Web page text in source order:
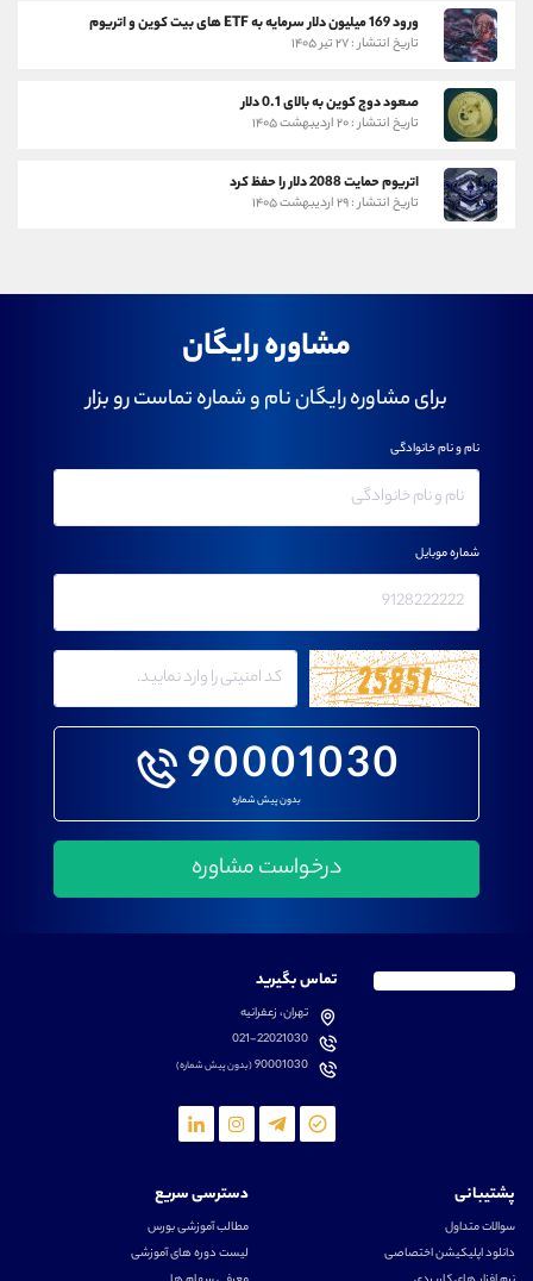
ورود 169 میلیون دلار سرمایه به ETF های بیت کوین و اتریوم
تاریخ انتشار : ۲۷ تیر ۱۴۰۵
صعود دوج کوین به بالای 0.1 دلار
تاریخ انتشار : ۲۰ اردیبهشت ۱۴۰۵
اتریوم حمایت 2088 دلار را حفظ کرد
تاریخ انتشار : ۲۹ اردیبهشت ۱۴۰۵
مشاوره رایگان
برای مشاوره رایگان نام و شماره تماست رو بزار
90001030
بدون پیش شماره
نام و نام خانوادگی
شماره موبایل
تماس بگیرید
تهران، زعفرانیه
021-22021030
90001030(بدون پیش شماره)
پشتیبانی
سوالات متداول
دانلود اپلیکیشن اختصاصی
دسترسی سریع
مطالب آموزشی بورس
لیست دوره های آموزشی